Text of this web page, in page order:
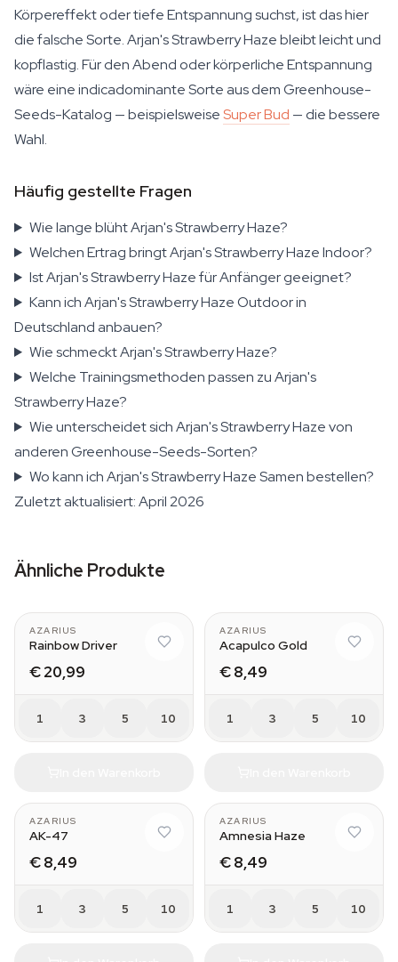
Körpereffekt oder tiefe Entspannung suchst, ist das hier
die falsche Sorte. Arjan's Strawberry Haze bleibt leicht und
kopflastig. Für den Abend oder körperliche Entspannung
wäre eine indicadominante Sorte aus dem Greenhouse-
Seeds-Katalog — beispielsweiseSuper Bud — die bessere
Wahl.
Häufig gestellte Fragen
Wie lange blüht Arjan's Strawberry Haze?
Welchen Ertrag bringt Arjan's Strawberry Haze Indoor?
Ist Arjan's Strawberry Haze für Anfänger geeignet?
Kann ich Arjan's Strawberry Haze Outdoor in
Deutschland anbauen?
Wie schmeckt Arjan's Strawberry Haze?
Welche Trainingsmethoden passen zu Arjan's
Strawberry Haze?
Wie unterscheidet sich Arjan's Strawberry Haze von
anderen Greenhouse-Seeds-Sorten?
Wo kann ich Arjan's Strawberry Haze Samen bestellen?
Zuletzt aktualisiert: April 2026
Ähnliche Produkte
AZARIUS
Rainbow Driver
€ 20,99
1 3 5 10
AZARIUS
Acapulco Gold
€ 8,49
1 3 5 10
AZARIUS
AK-47
€ 8,49
1 3 5 10
AZARIUS
Amnesia Haze
€ 8,49
1 3 5 10